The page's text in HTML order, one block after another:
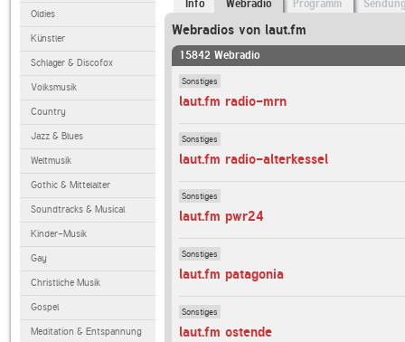
Oldies
Künstler
Schlager & Discofox
Volksmusik
Country
Jazz & Blues
Weltmusik
Gothic & Mittelalter
Soundtracks & Musical
Kinder-Musik
Gay
Christliche Musik
Gospel
Meditation & Entspannung
Info Webradio Programm
Webradios von laut.fm
15842 Webradio
Sonstiges
laut.fm radio-mrn
Sonstiges
laut.fm radio-alterkessel
Sonstiges
laut.fm pwr24
Sonstiges
laut.fm patagonia
Sonstiges
laut.fm ostende